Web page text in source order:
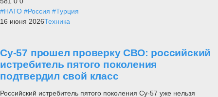
#НАТО #Россия #Турция
16 июня 2026Техника
Су-57 прошел проверку СВО: российский
истребитель пятого поколения
подтвердил свой класс
Российский истребитель пятого поколения Су-57 уже нельзя